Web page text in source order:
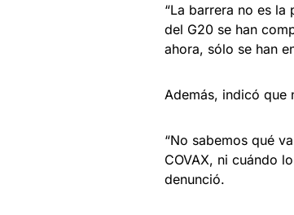
“La barrera no es
del G20 se han
ahora, sólo se han
Además, indicó que
“No sabemos qué
COVAX, ni cuándo
denunció.